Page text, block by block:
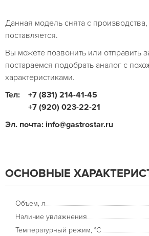
Данная модель снята с
поставляется.
Вы можете позвонить или отправить
постараемся подобрать аналог с
характеристиками.
Тел:
+7 (831) 214-41-45
+7 (920) 023-22-21
Эл. почта: info@gastrostar.ru
ОСНОВНЫЕ
Объем, л
Наличие увлажнения
Температурный режим, °С